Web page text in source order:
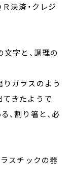
決済・クレジ
字と、調理の
ガラスのよう
てきたようで
、割り箸と、必
スチックの器